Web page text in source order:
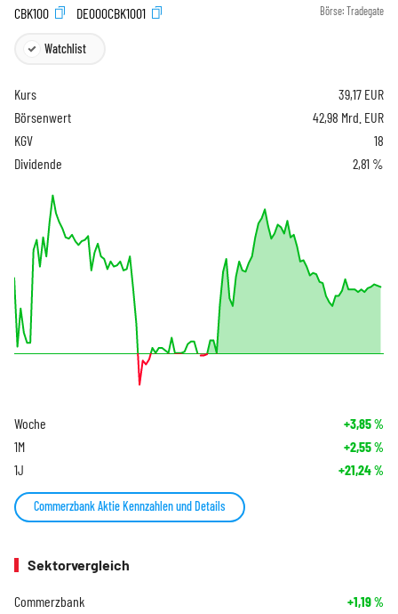
CBK100 DE000CBK1001 Börse: Tradegate
Watchlist
Kurs 39,17 EUR
Börsenwert
42,98 Mrd. EUR
KGV
18
Dividende
2,81 %
Woche +3,85%
1M +2,55%
1J +21,24%
Commerzbank Aktie Kennzahlen und Details
Sektorvergleich
Commerzbank +1,19%